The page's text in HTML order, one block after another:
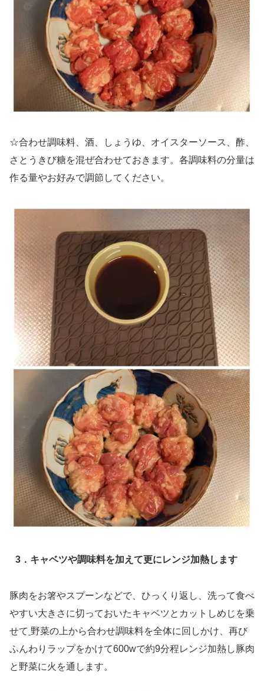
☆合わせ調味料、酒、しょうゆ、オイスターソース、酢、
さとうきび糖を混ぜ合わせておきます。各調味料の分量は
作る量やお好みで調節してください。
3．キャベツや調味料を加えて更にレンジ加熱します
豚肉をお箸やスプーンなどで、ひっくり返し、洗って食べ
やすい大きさに切っておいたキャベツとカットしめじを乗
せて 野菜の上から合わせ調味料を全体に回しかけ、再び
ふんわりラップをかけて600wで約9分程レンジ加熱し豚肉
と野菜に火を通します。